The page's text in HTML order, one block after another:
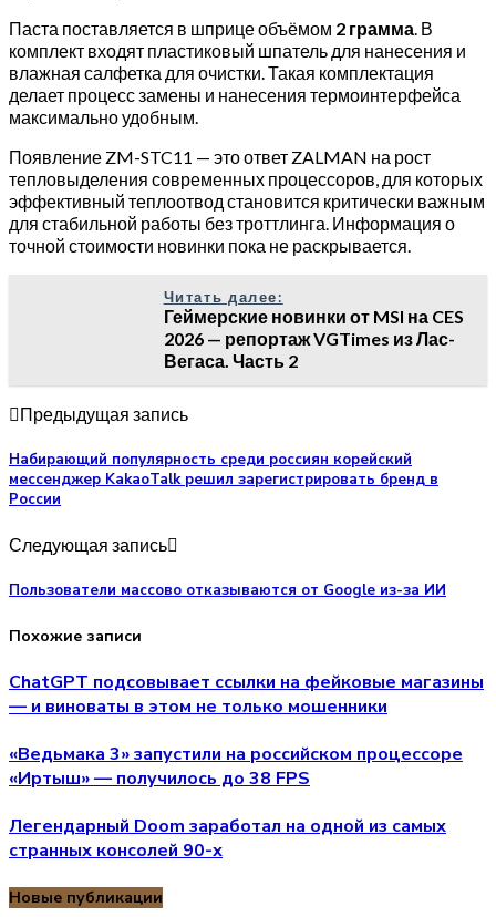
Паста поставляется в шприце объёмом 2 грамма. В
комплект входят пластиковый шпатель для нанесения и
влажная салфетка для очистки. Такая комплектация
делает процесс замены и нанесения термоинтерфейса
максимально удобным.
Появление ZM-STC11 — это ответ ZALMAN на рост
тепловыделения современных процессоров, для которых
эффективный теплоотвод становится критически важным
для стабильной работы без троттлинга. Информация о
точной стоимости новинки пока не раскрывается.
Читать далее:
Геймерские новинки от MSI на CES
2026 — репортаж VGTimes из Лас-
Вегаса. Часть 2
Предыдущая запись
Набирающий популярность среди россиян корейский
мессенджер KakaoTalk решил зарегистрировать бренд в
России
Следующая запись
Пользователи массово отказываются от Google из-за ИИ
Похожие записи
ChatGPT подсовывает ссылки на фейковые магазины
— и виноваты в этом не только мошенники
«Ведьмака 3» запустили на российском процессоре
«Иртыш» — получилось до 38 FPS
Легендарный Doom заработал на одной из самых
странных консолей 90-х
Новые публикации